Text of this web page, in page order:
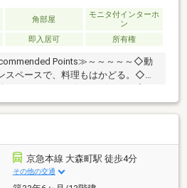
角部屋
モニタ付インターホ
ン
即入居可 所有権
Points≫～～～～～◇動
スペースで、料理もはかどる。◇ペ
から見える眺望は贅沢なひと時。◇
かけ、車で大森海岸でピクニック！
富、家具の配置も自由な間取り～～
～～～～～～～～～～～～◆頭金0
低金利50年ローン!◆提携銀行多
相談下さい!◆車でまとめてご案内!
!◆年中無休!即日対応させていただ
京急本線 大森町駅 徒歩4分
その他の交通